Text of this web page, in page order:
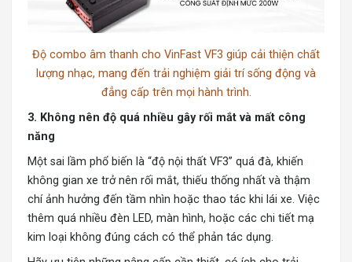
Độ combo âm thanh cho VinFast VF3 giúp cải thiện chất
lượng nhạc, mang đến trải nghiệm giải trí sống động và
đẳng cấp trên mọi hành trình.
3. Không nên độ quá nhiều gây rối mắt và mất công
năng
Một sai lầm phổ biến là “độ nội thất VF3” quá đà, khiến
không gian xe trở nên rối mắt, thiếu thống nhất và thậm
chí ảnh hưởng đến tầm nhìn hoặc thao tác khi lái xe. Việc
thêm quá nhiều đèn LED, màn hình, hoặc các chi tiết mạ
kim loại không đúng cách có thể phản tác dụng.